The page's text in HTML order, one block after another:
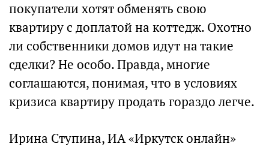
покупатели хотят обменять свою
квартиру с доплатой на коттедж. Охотно
ли собственники домов идут на такие
сделки? Не особо. Правда, многие
соглашаются, понимая, что в условиях
кризиса квартиру продать гораздо легче.
Ирина Ступина, ИА «Иркутск онлайн»